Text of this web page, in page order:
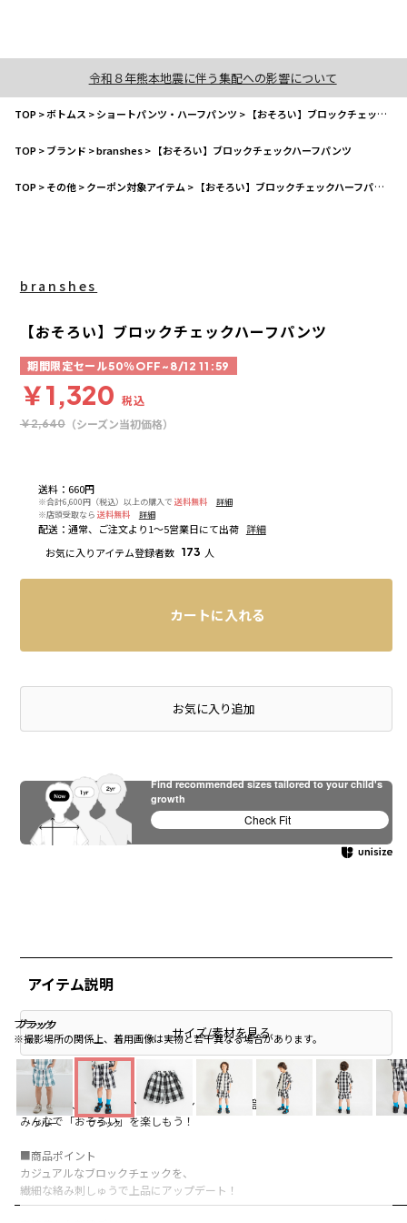
令和８年熊本地震に伴う集配への影響について
TOP>ボトムス >ショートパンツ・ハーフパンツ > 【おそろい】ブロックチェックハーフパンツ
TOP>ブランド >branshes> 【おそろい】ブロックチェックハーフパンツ
TOP>その他>クーポン対象アイテム > 【おそろい】ブロックチェックハーフパンツ
ブラック
※撮影場所の関係上、着用画像は実物と若干異なる場合があります。
ブラック
ブラック
ブルー ブラック
送料： 660円
※合計6,600円（税込）以上の購入で 送料無料
詳細
※店頭受取なら 送料無料 詳細
配送： 通常、ご注文より1～5営業日にて出荷 詳細
お気に入りアイテム登録者数 173 人
branshes
【おそろい】ブロックチェックハーフパンツ
期間限定セール50％OFF~8/12 11:59
￥1,320 税込
￥2,640（シーズン当初価格）
カートに入れる
店頭在庫を確認するお気に入り追加
アイテム説明
サイズ/素材を見る
branshes人気の【男女ベビーペアシリーズ】が登場♪
みんなで「おそろい」を楽しもう！
■商品ポイント
カジュアルなブロックチェックを、
繊細な絡み刺しゅうで上品にアップデート！
Find recommended sizes tailored to your child's
growth
Check Fit